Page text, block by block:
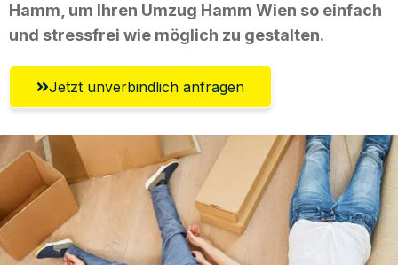
Hamm, um Ihren Umzug Hamm Wien so einfach
und stressfrei wie möglich zu gestalten.
Jetzt unverbindlich anfragen